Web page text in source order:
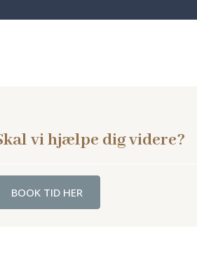
vi hjælpe dig videre?
BOOK TID HER